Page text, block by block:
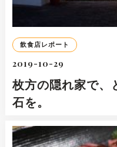
飲食店レポート
2019-10-29
枚方の隠れ家で、
石を。